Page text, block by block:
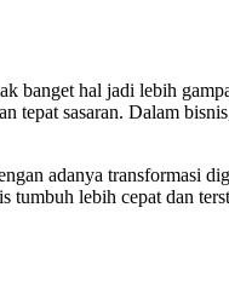
banget hal jadi lebih
tepat sasaran. Dalam
adanya transformasi
tumbuh lebih cepat dan